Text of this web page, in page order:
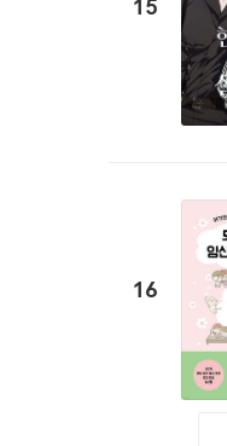
15
16